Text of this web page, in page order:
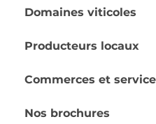
Domaines viticoles
Producteurs locaux
Commerces et
Nos brochures